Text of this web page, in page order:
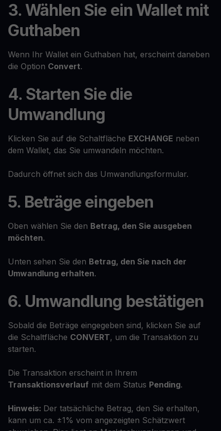
3. Wählen Sie ein Wallet mit
Guthaben
Wenn Ihr Wallet ein Guthaben hat, erscheint daneben
die Option Convert.
4. Starten Sie die
Umwandlung
Klicken Sie auf die Schaltfläche EXCHANGE neben
dem Wallet, das Sie umwandeln möchten.
Dadurch öffnet sich das Umwandlungsformular.
5. Beträge eingeben
Oben wählen Sie den Betrag, den Sie ausgeben
möchten.
Unten sehen Sie den Betrag, den Sie nach der
Umwandlung erhalten.
6. Umwandlung bestätigen
Sobald die Beträge eingegeben sind, klicken Sie auf
die Schaltfläche CONVERT, um die Transaktion zu
starten.
Die Transaktion erscheint in Ihrem
Transaktionsverlauf mit dem Status Pending.
Hinweis: Der tatsächliche Betrag, den Sie erhalten,
kann um ca. ±1% vom angezeigten Schätzwert